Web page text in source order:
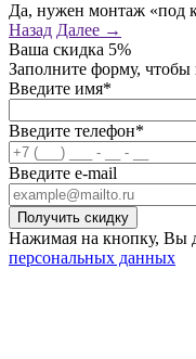
Да, нужен монтаж «под
Назад Далее →
Ваша скидка 5%
Заполните форму, чтобы
Введите имя*
Введите телефон*
Введите e-mail
Нажимая на кнопку, Вы
персональных данных